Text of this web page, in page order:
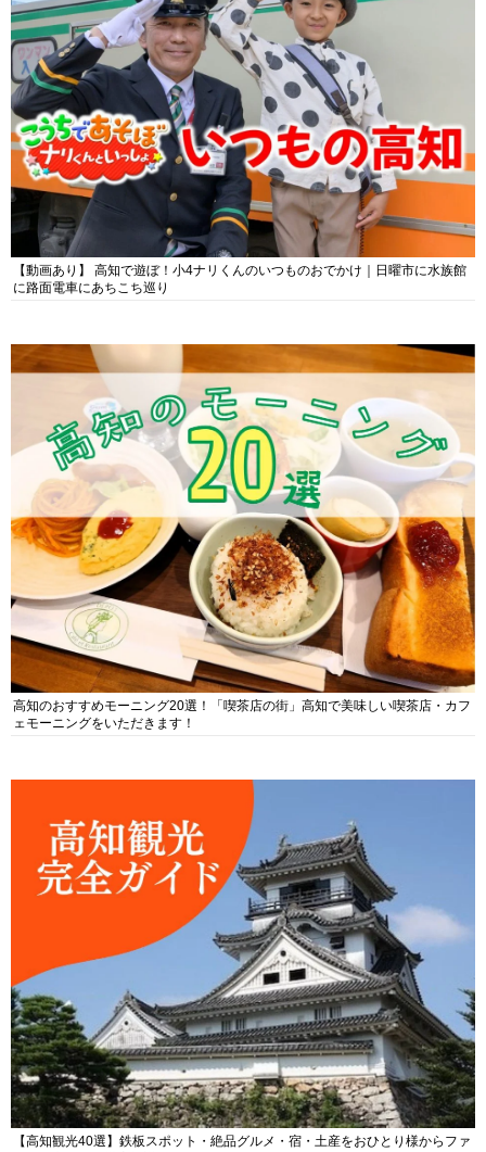
【動画あり】 高知で遊ぼ！小4ナリくんのいつものおでかけ｜日曜市に水族館
に路面電車にあちこち巡り
高知のおすすめモーニング20選！「喫茶店の街」高知で美味しい喫茶店・カフ
ェモーニングをいただきます！
【高知観光40選】鉄板スポット・絶品グルメ・宿・土産をおひとり様からファ